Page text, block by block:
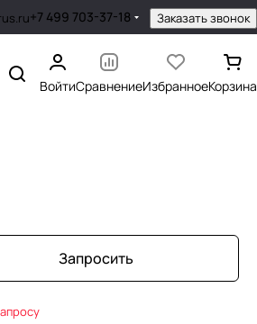
+7 499 703-37-18 Заказать звонок
ВойтиСравнениеИзбранноеКорзина
Запросить